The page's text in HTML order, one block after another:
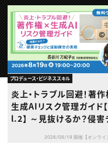
転職支援サービス
CONTENTS
スキルアップしたい！
スキルアップしたい！
デザイン
プログラミング
動画配信・映像制作
編集・ライティング
マーケティング
ディレクション
業界解説・キャリア事
お役立ち基礎知識
TOP Creator’s コラム
TOP Creator’s コラ
Webクリエイター
アプリクリエイター
ゲームクリエイター
映像クリエイター
マーケッター
クリエイターインタビ
セミナー
ニュース・トレンド
ニュース・トレンド ト
プロデュース・ビジネススキル
炎上・トラブル回避！著
生成AIリスク管理ガイド
l.2】 ～見抜けるか？侵害
2026/08/19 開催【オンライ